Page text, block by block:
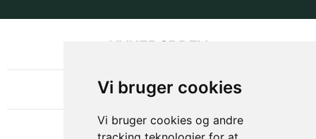
Vi bruger cookies
Vi bruger cookies og andre
NYHEDSBREV
OM GAMECHANGER